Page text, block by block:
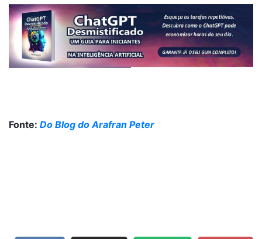
Fonte: Do Blog do Arafran Peter